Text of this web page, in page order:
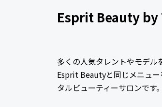
Esprit Beauty by
多くの人気タレントやモデ
Esprit Beautyと同じメニュ
タルビューティーサロンです。